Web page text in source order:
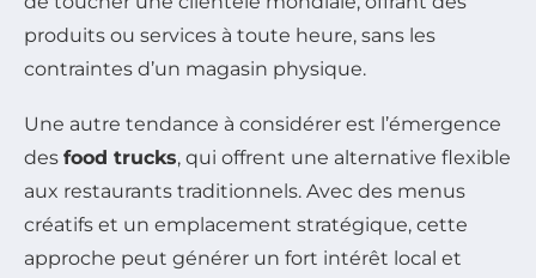
produits ou services à toute heure, sans les
contraintes d’un magasin physique.
Une autre tendance à considérer est l’émergence
des food trucks, qui offrent une alternative flexible
aux restaurants traditionnels. Avec des menus
créatifs et un emplacement stratégique, cette
approche peut générer un fort intérêt local et